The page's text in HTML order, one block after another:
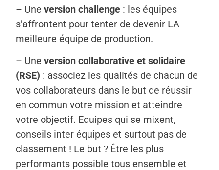
– Uneversion challenge : les équipes
s’affrontent pour tenter de devenir LA
meilleure équipe de production.
– Uneversion collaborative et solidaire
(RSE) : associez les qualités de chacun de
vos collaborateurs dans le but de réussir
en commun votre mission et atteindre
votre objectif. Equipes qui se mixent,
conseils inter équipes et surtout pas de
classement ! Le but ? Être les plus
performants possible tous ensemble et